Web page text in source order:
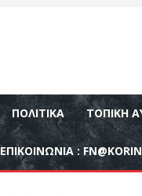
ΠΟΛΙΤΙΚΆ ΤΟΠΙΚΉ
ΕΠΙΚΟΙΝΩΝΊΑ :